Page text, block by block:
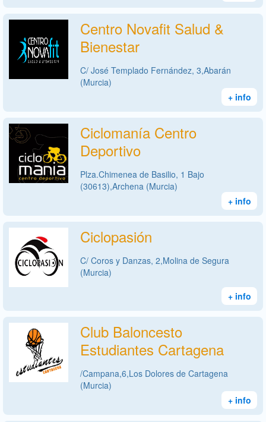
Centro Novafit Salud &
Bienestar
C/ José Templado Fernández, 3,Abarán
(Murcia)
+ info
Ciclomanía Centro
Deportivo
Plza.Chimenea de Basilio, 1 Bajo
(30613),Archena (Murcia)
+ info
Ciclopasión
C/ Coros y Danzas, 2,Molina de Segura
(Murcia)
+ info
Club Baloncesto
Estudiantes Cartagena
/Campana,6,Los Dolores de Cartagena
(Murcia)
+ info